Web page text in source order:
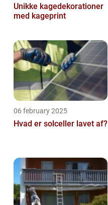
Unikke kagedekorationer
med kageprint
06 february 2025
Hvad er solceller lavet af?